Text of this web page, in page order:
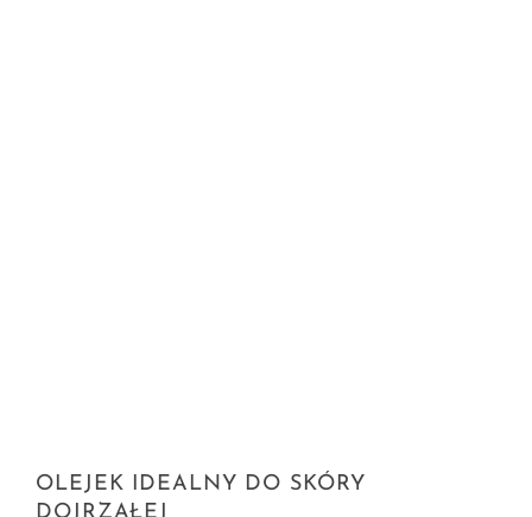
OLEJEK IDEALNY DO SKÓRY